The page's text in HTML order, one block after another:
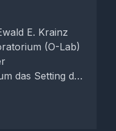
E. Krainz
(O-Lab)
das Setting des